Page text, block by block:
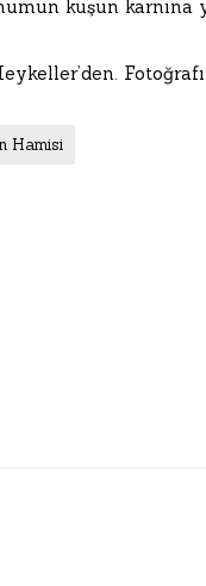
kuşun karnına
Hamisi